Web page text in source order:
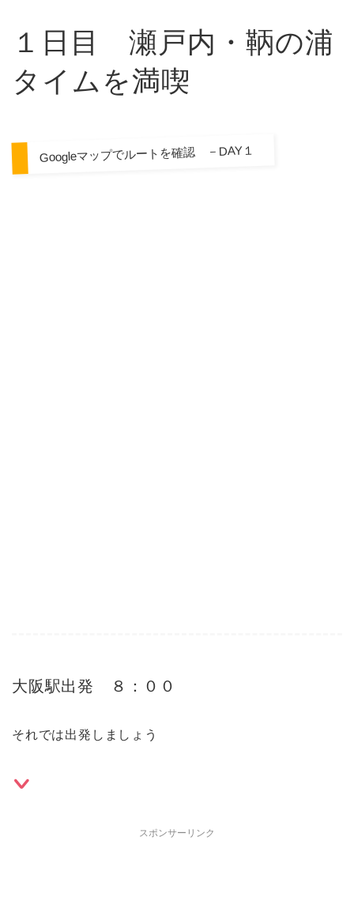
１日目 瀬戸内・鞆の浦
タイムを満喫
Googleマップでルートを確認 －DAY１
大阪駅出発 ８：００
それでは出発しましょう
スポンサーリンク